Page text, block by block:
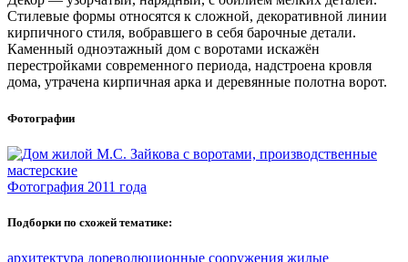
Стилевые формы относятся к сложной, декоративной линии
кирпичного стиля, вобравшего в себя барочные детали.
Каменный одноэтажный дом с воротами искажён
перестройками современного периода, надстроена кровля
дома, утрачена кирпичная арка и деревянные полотна ворот.
Фотографии
Фотография 2011 года
Подборки по схожей тематике:
архитектура дореволюционные сооружения жилые